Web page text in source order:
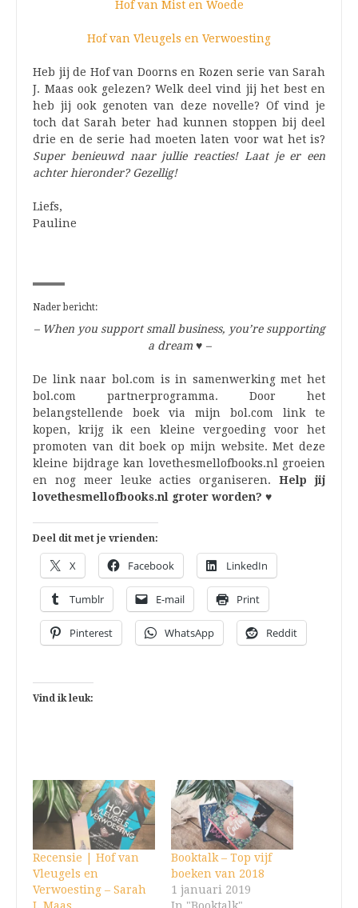
Hof van Mist en Woede
Hof van Vleugels en Verwoesting
Heb jij de Hof van Doorns en Rozen serie van Sarah
J. Maas ook gelezen? Welk deel vind jij het best en
heb jij ook genoten van deze novelle? Of vind je
toch dat Sarah beter had kunnen stoppen bij deel
drie en de serie had moeten laten voor wat het is?
Super benieuwd naar jullie reacties! Laat je er een
achter hieronder? Gezellig!
Liefs,
Pauline
Nader bericht:
– When you support small business, you’re supporting
a dream ♥ –
De link naar bol.com is in samenwerking met het
bol.com partnerprogramma. Door het
belangstellende boek via mijn bol.com link te
kopen, krijg ik een kleine vergoeding voor het
promoten van dit boek op mijn website. Met deze
kleine bijdrage kan lovethesmellofbooks.nl groeien
en nog meer leuke acties organiseren.Help jij
lovethesmellofbooks.nl groter worden? ♥
Deel dit met je vrienden:
X Facebook LinkedIn
Tumblr E-mail Print
Pinterest WhatsApp Reddit
Vind ik leuk:
Recensie | Hof van
Vleugels en
Verwoesting – Sarah
Booktalk – Top vijf
boeken van 2018
1 januari 2019